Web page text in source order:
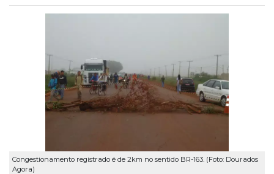
Congestionamento registrado é de 2km no sentido BR-163. (Foto: Dourados
Agora)